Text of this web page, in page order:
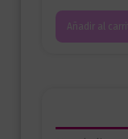
Añadir al